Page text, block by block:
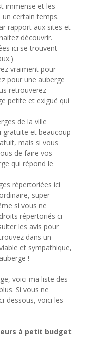
immense et les
un certain temps.
rapport aux sites et
découvrir.
ici se trouvent
vraiment pour
pour une auberge
retrouverez
petite et exiguë qui
de la ville
gratuite et beaucoup
mais si vous
de faire vos
qui répond le
répertoriées ici
super
si vous ne
répertoriés ci-
les avis pour
dans un
et sympathique,
!
voici ma liste des
Si vous ne
dessous, voici les
à petit budget: